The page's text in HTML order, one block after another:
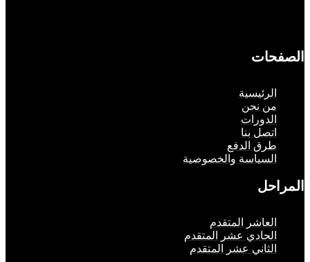
الدفع
والخصوصية
المتقدم
عشر المتقدم
عشر المتقدم